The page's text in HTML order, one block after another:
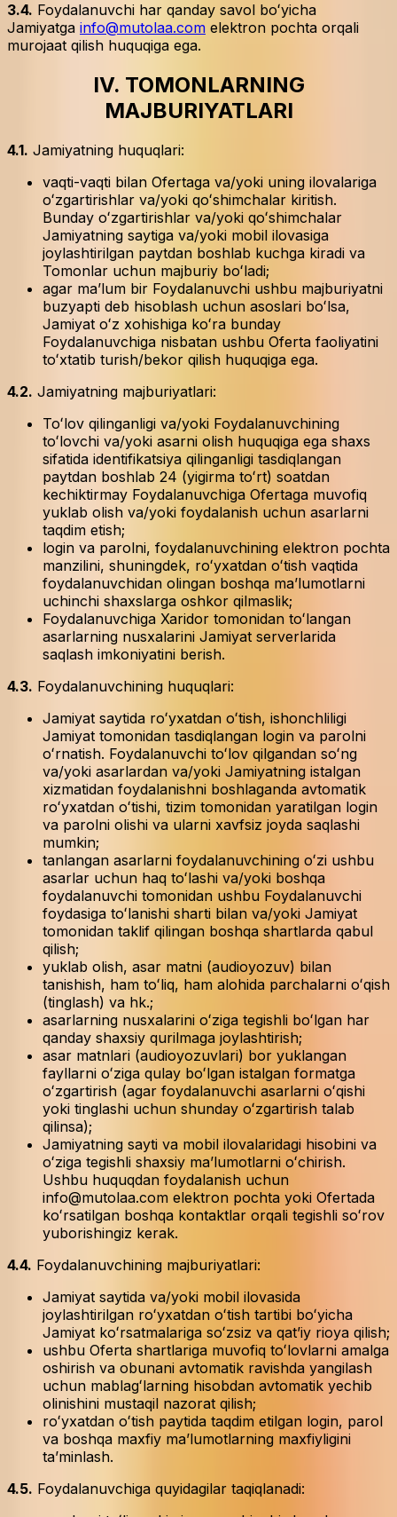
3.4. Foydalanuvchi har qanday savol boʻyicha
Jamiyatga info@mutolaa.com elektron pochta orqali
murojaat qilish huquqiga ega.
IV. TOMONLARNING
MAJBURIYATLARI
4.1. Jamiyatning huquqlari:
vaqti-vaqti bilan Ofertaga va/yoki uning ilovalariga
oʻzgartirishlar va/yoki qoʻshimchalar kiritish.
Bunday oʻzgartirishlar va/yoki qoʻshimchalar
Jamiyatning saytiga va/yoki mobil ilovasiga
joylashtirilgan paytdan boshlab kuchga kiradi va
Tomonlar uchun majburiy boʻladi;
agar maʼlum bir Foydalanuvchi ushbu majburiyatni
buzyapti deb hisoblash uchun asoslari boʻlsa,
Jamiyat oʻz xohishiga koʻra bunday
Foydalanuvchiga nisbatan ushbu Oferta faoliyatini
toʻxtatib turish/bekor qilish huquqiga ega.
4.2. Jamiyatning majburiyatlari:
Toʻlov qilinganligi va/yoki Foydalanuvchining
toʻlovchi va/yoki asarni olish huquqiga ega shaxs
sifatida identifikatsiya qilinganligi tasdiqlangan
paytdan boshlab 24 (yigirma toʻrt) soatdan
kechiktirmay Foydalanuvchiga Ofertaga muvofiq
yuklab olish va/yoki foydalanish uchun asarlarni
taqdim etish;
login va parolni, foydalanuvchining elektron pochta
manzilini, shuningdek, roʻyxatdan oʻtish vaqtida
foydalanuvchidan olingan boshqa maʼlumotlarni
uchinchi shaxslarga oshkor qilmaslik;
Foydalanuvchiga Xaridor tomonidan toʻlangan
asarlarning nusxalarini Jamiyat serverlarida
saqlash imkoniyatini berish.
4.3. Foydalanuvchining huquqlari:
Jamiyat saytida roʻyxatdan oʻtish, ishonchliligi
Jamiyat tomonidan tasdiqlangan login va parolni
oʻrnatish. Foydalanuvchi toʻlov qilgandan soʻng
va/yoki asarlardan va/yoki Jamiyatning istalgan
xizmatidan foydalanishni boshlaganda avtomatik
roʻyxatdan oʻtishi, tizim tomonidan yaratilgan login
va parolni olishi va ularni xavfsiz joyda saqlashi
mumkin;
tanlangan asarlarni foydalanuvchining oʻzi ushbu
asarlar uchun haq toʻlashi va/yoki boshqa
foydalanuvchi tomonidan ushbu Foydalanuvchi
foydasiga toʻlanishi sharti bilan va/yoki Jamiyat
tomonidan taklif qilingan boshqa shartlarda qabul
qilish;
yuklab olish, asar matni (audioyozuv) bilan
tanishish, ham toʻliq, ham alohida parchalarni oʻqish
(tinglash) va hk.;
asarlarning nusxalarini oʻziga tegishli boʻlgan har
qanday shaxsiy qurilmaga joylashtirish;
asar matnlari (audioyozuvlari) bor yuklangan
fayllarni oʻziga qulay boʻlgan istalgan formatga
oʻzgartirish (agar foydalanuvchi asarlarni oʻqishi
yoki tinglashi uchun shunday oʻzgartirish talab
qilinsa);
Jamiyatning sayti va mobil ilovalaridagi hisobini va
oʻziga tegishli shaxsiy maʼlumotlarni oʻchirish.
Ushbu huquqdan foydalanish uchun
info@mutolaa.com elektron pochta yoki Ofertada
koʻrsatilgan boshqa kontaktlar orqali tegishli soʻrov
yuborishingiz kerak.
4.4. Foydalanuvchining majburiyatlari:
Jamiyat saytida va/yoki mobil ilovasida
joylashtirilgan roʻyxatdan oʻtish tartibi boʻyicha
Jamiyat koʻrsatmalariga soʻzsiz va qatʼiy rioya qilish;
ushbu Oferta shartlariga muvofiq toʻlovlarni amalga
oshirish va obunani avtomatik ravishda yangilash
uchun mablagʻlarning hisobdan avtomatik yechib
olinishini mustaqil nazorat qilish;
roʻyxatdan oʻtish paytida taqdim etilgan login, parol
va boshqa maxfiy maʼlumotlarning maxfiyligini
taʼminlash.
4.5. Foydalanuvchiga quyidagilar taqiqlanadi: